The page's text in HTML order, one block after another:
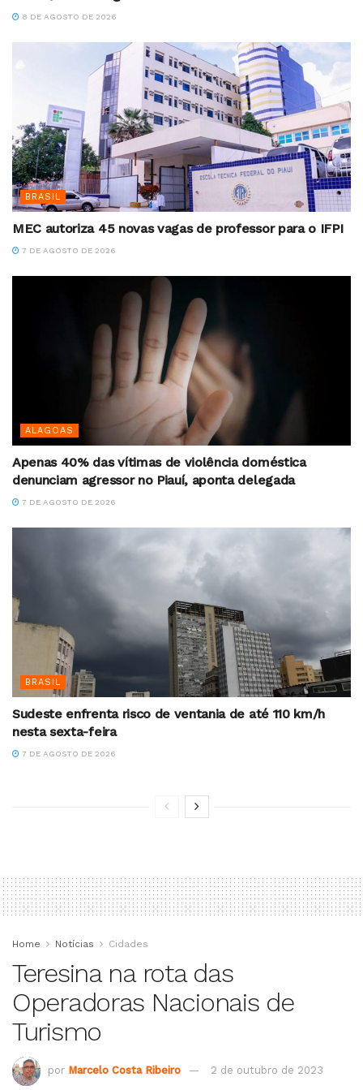
8 DE AGOSTO DE 2026
BRASIL
MEC autoriza 45 novas vagas de professor para o IFPI
7 DE AGOSTO DE 2026
ALAGOAS
Apenas 40% das vítimas de violência doméstica
denunciam agressor no Piauí, aponta delegada
7 DE AGOSTO DE 2026
BRASIL
Sudeste enfrenta risco de ventania de até 110 km/h
nesta sexta-feira
7 DE AGOSTO DE 2026
Home Notícias Cidades
Teresina na rota das
Operadoras Nacionais de
Turismo
por Marcelo Costa Ribeiro 2 de outubro de 2023